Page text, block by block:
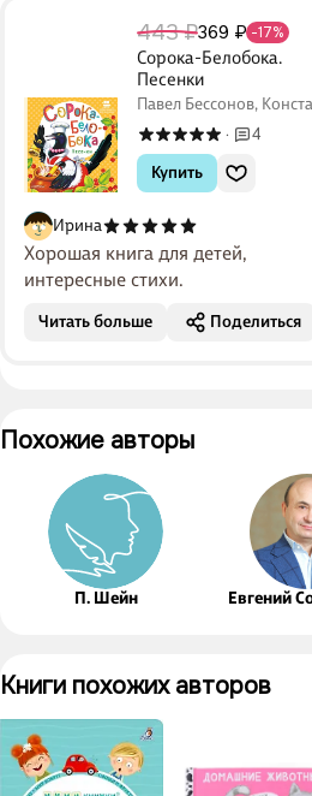
443 ₽369 ₽ -17%
Сорока-Белобока.
Песенки
Павел Бессонов,
Ушинский, П. Шейн
·
4
Купить
Ирина
Хорошая книга для детей,
интересные стихи.
Читать больше Поделиться
Похожие авторы
П. Шейн Евгений
Книги похожих авторов